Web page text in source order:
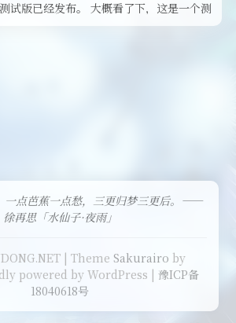
试版已经发布。 大概看了下，这是一个测
一点芭蕉一点愁，三更归梦三更后。——
徐再思「水仙子·夜雨」
| Theme Sakurairo by
powered by WordPress | 豫ICP备
18040618号